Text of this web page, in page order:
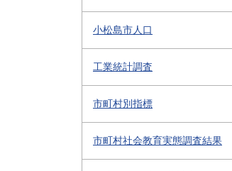
小松島市人口
工業統計調査
市町村別指標
市町村社会教育実態調査結果